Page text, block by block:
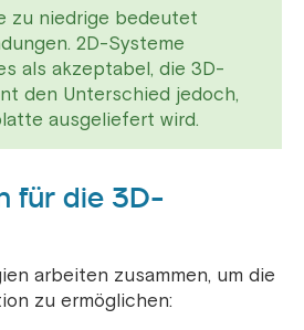
zu niedrige bedeutet
2D-Systeme
als akzeptabel, die 3D-
den Unterschied jedoch,
ausgeliefert wird.
für die 3D-
arbeiten zusammen, um die
zu ermöglichen: